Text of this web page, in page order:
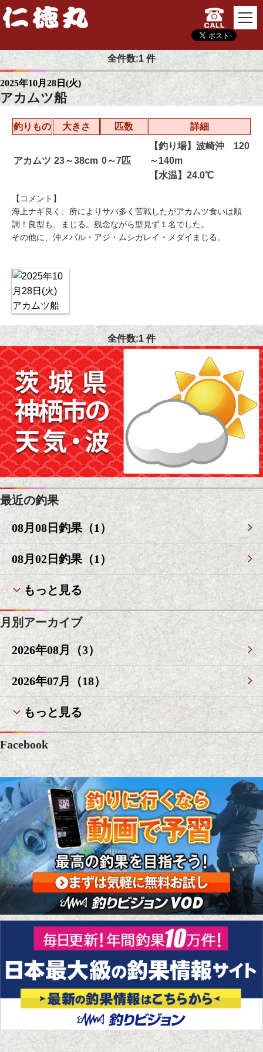
全件数:1 件
2025年10月28日(火)
アカムツ船
釣りもの 大きさ 匹数 詳細
アカムツ 23～38cm 0～7匹
【釣り場】波崎沖 120
～140m
【水温】24.0℃
【コメント】
海上ナギ良く、所によりサバ多く苦戦したがアカムツ食いは順
調！良型も、まじる。残念ながら型見ず１名でした。
その他に、沖メバル・アジ・ムシガレイ・メダイまじる。
全件数:1 件
最近の釣果
08月08日釣果（1）
08月02日釣果（1）
もっと見る
月別アーカイブ
2026年08月（3）
2026年07月（18）
もっと見る
Facebook